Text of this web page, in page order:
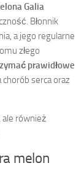
Galia
Błonnik
a jego regularne
złego
prawidłowe
serca oraz
ale również
melon